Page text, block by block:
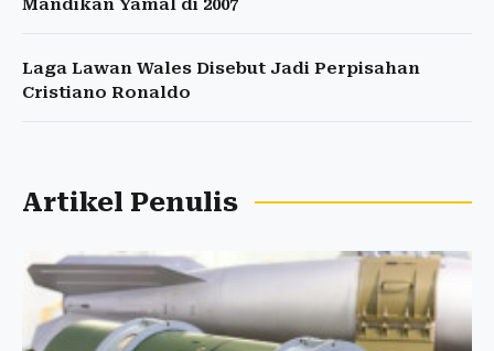
Mandikan Yamal di 2007
Laga Lawan Wales Disebut Jadi Perpisahan
Cristiano Ronaldo
Artikel Penulis